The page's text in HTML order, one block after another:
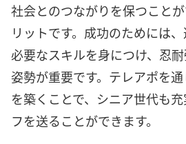
社会とのつながりを保つこと
リットです。成功のためには、
必要なスキルを身につけ、忍
姿勢が重要です。テレアポを
を築くことで、シニア世代も
フを送ることができます。